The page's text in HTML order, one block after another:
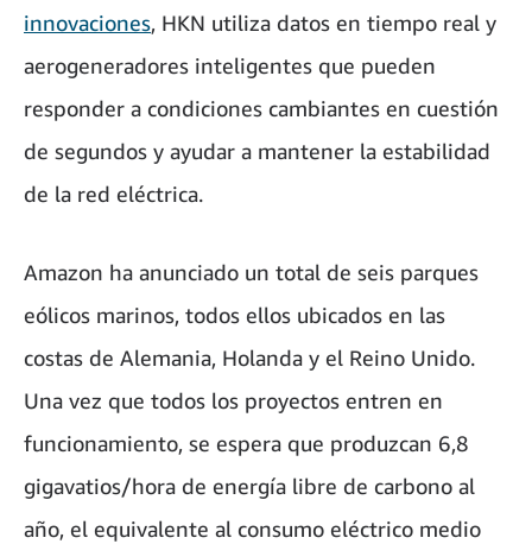
innovaciones, HKN utiliza datos en tiempo real y
aerogeneradores inteligentes que pueden
responder a condiciones cambiantes en cuestión
de segundos y ayudar a mantener la estabilidad
de la red eléctrica.
Amazon ha anunciado un total de seis parques
eólicos marinos, todos ellos ubicados en las
costas de Alemania, Holanda y el Reino Unido.
Una vez que todos los proyectos entren en
funcionamiento, se espera que produzcan 6,8
gigavatios/hora de energía libre de carbono al
año, el equivalente al consumo eléctrico medio